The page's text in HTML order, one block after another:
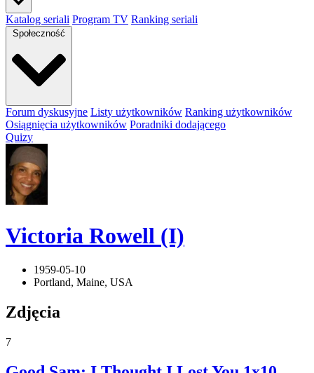
Katalog seriali Program TV Ranking seriali
Społeczność
Forum dyskusyjne Listy użytkowników Ranking użytkowników
Osiągnięcia użytkowników Poradniki dodającego
Quizy
Victoria Rowell (I)
1959-05-10
Portland, Maine, USA
Zdjęcia
7